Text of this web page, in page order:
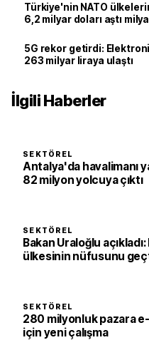
Türkiye'nin NATO
6,2 milyar doları aştı
5G rekor getirdi:
263 milyar liraya ulaştı
İlgili Haberler
SEKTÖREL
Antalya'da havalimanı
82 milyon yolcuya çıktı
SEKTÖREL
Bakan Uraloğlu
ülkesinin nüfusunu
SEKTÖREL
280 milyonluk pazara
için yeni çalışma